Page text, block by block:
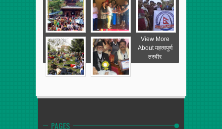
View More
About महत्वपुर्ण
तस्वीर
PAGES